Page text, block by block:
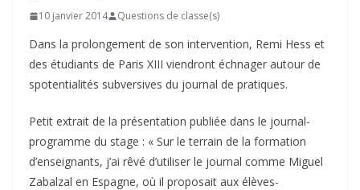
10 janvier 2014 Questions de classe(s)
Dans la prolongement de son intervention, Remi Hess et
des étudiants de Paris XIII viendront échnager autour de
spotentialités subversives du journal de pratiques.
Petit extrait de la présentation publiée dans le journal-
programme du stage : « Sur le terrain de la formation
d’enseignants, j’ai rêvé d’utiliser le journal comme Miguel
Zabalzal en Espagne, où il proposait aux élèves-